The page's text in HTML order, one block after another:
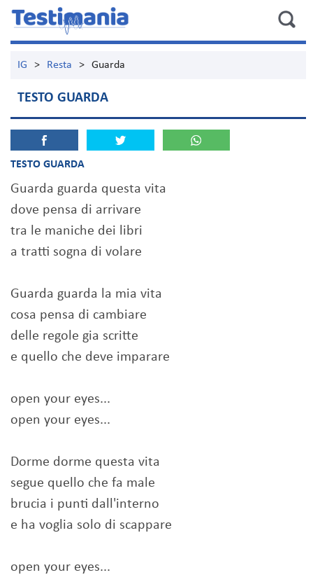
IG > Resta > Guarda
TESTO GUARDA
TESTO GUARDA
Guarda guarda questa vita
dove pensa di arrivare
tra le maniche dei libri
a tratti sogna di volare
Guarda guarda la mia vita
cosa pensa di cambiare
delle regole gia scritte
e quello che deve imparare
open your eyes...
open your eyes...
Dorme dorme questa vita
segue quello che fa male
brucia i punti dall'interno
e ha voglia solo di scappare
open your eyes...